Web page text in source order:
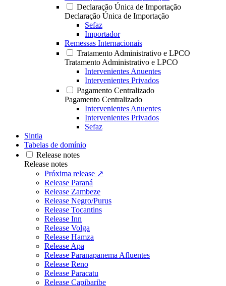
Declaração Única de Importação
Declaração Única de Importação
Sefaz
Importador
Remessas Internacionais
Tratamento Administrativo e LPCO
Tratamento Administrativo e LPCO
Intervenientes Anuentes
Intervenientes Privados
Pagamento Centralizado
Pagamento Centralizado
Intervenientes Anuentes
Intervenientes Privados
Sefaz
Sintia
Tabelas de domínio
Release notes
Release notes
Próxima release ↗
Release Paraná
Release Zambeze
Release Negro/Purus
Release Tocantins
Release Inn
Release Volga
Release Hamza
Release Apa
Release Paranapanema Afluentes
Release Reno
Release Paracatu
Release Capibaribe